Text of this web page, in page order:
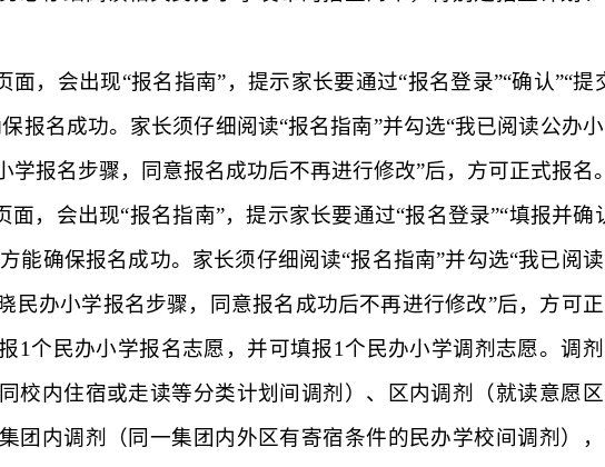
面，会出现“报名指南”，提示家长要通过“报名登录”“确认”“提
报名成功。家长须仔细阅读“报名指南”并勾选“我已阅读公办
学报名步骤，同意报名成功后不再进行修改”后，方可正式报名。
面，会出现“报名指南”，提示家长要通过“报名登录”“填报并确
能确保报名成功。家长须仔细阅读“报名指南”并勾选“我已阅
民办小学报名步骤，同意报名成功后不再进行修改”后，方可
1个民办小学报名志愿，并可填报1个民办小学调剂志愿。调
校内住宿或走读等分类计划间调剂）、区内调剂（就读意愿
团内调剂（同一集团内外区有寄宿条件的民办学校间调剂）